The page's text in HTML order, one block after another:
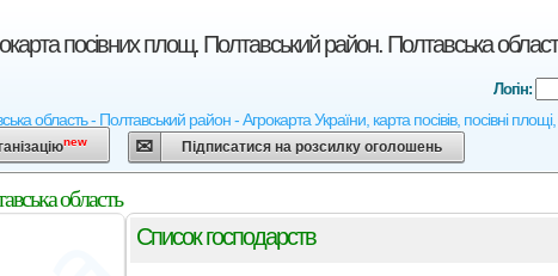
посівних площ. Полтавський район. Полтавська
область - Полтавський район - Агрокарта України, карта посівів, посівні
Логін:
new Підписатися на розсилку оголошень
область
Список господарств